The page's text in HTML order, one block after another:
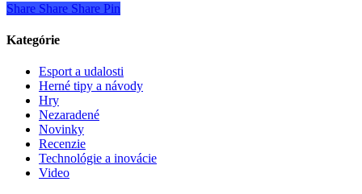
Share Share Share Pin
Kategórie
Esport a udalosti
Herné tipy a návody
Hry
Nezaradené
Novinky
Recenzie
Technológie a inovácie
Video